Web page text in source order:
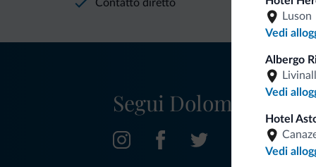
Luson
Vedi
Albergo
Vedi
Hotel
Vedi
Contatto diretto
Segui Dolomiti.it